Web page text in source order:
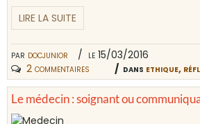
par docjunior
le 15/03/2016
dans ethique,
2 commentaires
LIRE LA SUITE
Le médecin : soignant ou